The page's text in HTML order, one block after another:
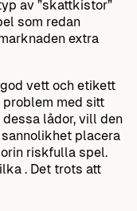
av ”skattkistor”
som redan
extra
vett och etikett
med sitt
lådor, vill den
placera
riskfulla spel.
. Det trots att